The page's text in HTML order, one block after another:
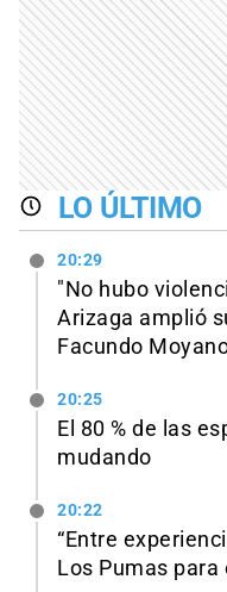
LO ÚLTIMO
20:29
"No hubo
Arizaga amplió
Facundo
20:25
El 80 % de las
mudando
20:22
“Entre
Los Pumas